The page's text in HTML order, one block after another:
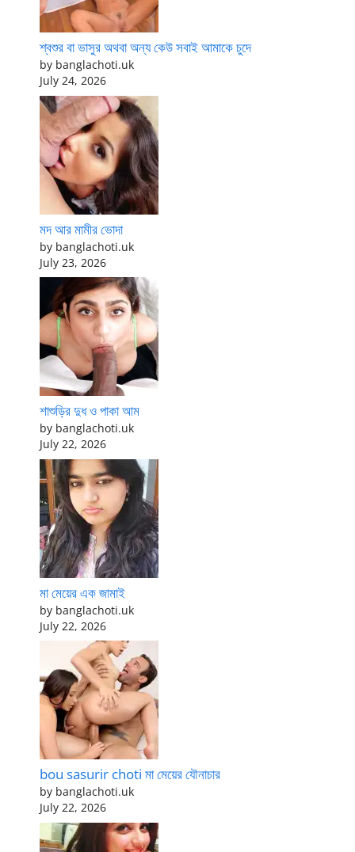
শ্বশুর বা ভাসুর অথবা অন্য কেউ সবাই আমাকে চুদে
by banglachoti.uk
July 24, 2026
মদ আর মামীর ভোদা
by banglachoti.uk
July 23, 2026
শাশুড়ির দুধ ও পাকা আম
by banglachoti.uk
July 22, 2026
মা মেয়ের এক জামাই
by banglachoti.uk
July 22, 2026
bou sasurir choti মা মেয়ের যৌনাচার
by banglachoti.uk
July 22, 2026